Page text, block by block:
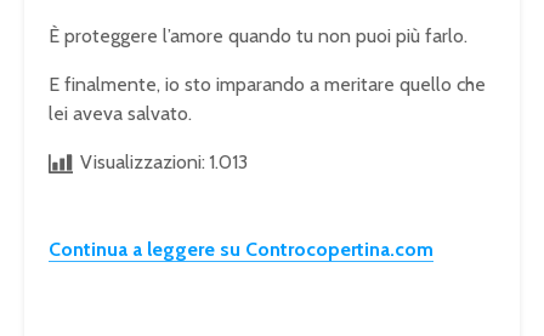
È proteggere l’amore quando tu non puoi più farlo.
E finalmente, io sto imparando a meritare quello che
lei aveva salvato.
Visualizzazioni: 1.013
Continua a leggere su Controcopertina.com